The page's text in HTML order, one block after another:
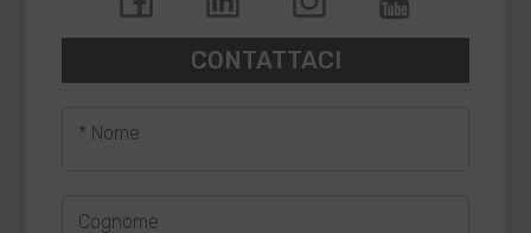
CONTATTACI
* Nome
Cognome